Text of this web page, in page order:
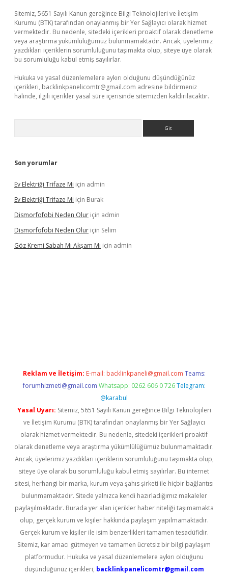
Sitemiz, 5651 Sayılı Kanun gereğince Bilgi Teknolojileri ve İletişim
Kurumu (BTK) tarafından onaylanmış bir Yer Sağlayıcı olarak hizmet
vermektedir. Bu nedenle, sitedeki içerikleri proaktif olarak denetleme
veya araştırma yükümlülüğümüz bulunmamaktadır. Ancak, üyelerimiz
yazdıkları içeriklerin sorumluluğunu taşımakta olup, siteye üye olarak
bu sorumluluğu kabul etmiş sayılırlar.
Hukuka ve yasal düzenlemelere aykırı olduğunu düşündüğünüz
içerikleri, backlinkpanelicomtr@gmail.com adresine bildirmeniz
halinde, ilgili içerikler yasal süre içerisinde sitemizden kaldırılacaktır.
Son yorumlar
Ev Elektriği Trifaze Mi için admin
Ev Elektriği Trifaze Mi için Burak
Dismorfofobi Neden Olur için admin
Dismorfofobi Neden Olur için Selim
Göz Kremi Sabah Mı Akşam Mı için admin
Reklam ve İletişim: E-mail: backlinkpaneli@gmail.com Teams:
forumhizmeti@gmail.com Whatsapp: 0262 606 0 726 Telegram:
@karabul
Yasal Uyarı: Sitemiz, 5651 Sayılı Kanun gereğince Bilgi Teknolojileri
ve İletişim Kurumu (BTK) tarafından onaylanmış bir Yer Sağlayıcı
olarak hizmet vermektedir. Bu nedenle, sitedeki içerikleri proaktif
olarak denetleme veya araştırma yükümlülüğümüz bulunmamaktadır.
Ancak, üyelerimiz yazdıkları içeriklerin sorumluluğunu taşımakta olup,
siteye üye olarak bu sorumluluğu kabul etmiş sayılırlar. Bu internet
sitesi, herhangi bir marka, kurum veya şahıs şirketi ile hiçbir bağlantısı
bulunmamaktadır. Sitede yalnızca kendi hazırladığımız makaleler
paylaşılmaktadır. Burada yer alan içerikler haber niteliği taşımamakta
olup, gerçek kurum ve kişiler hakkında paylaşım yapılmamaktadır.
Gerçek kurum ve kişiler ile isim benzerlikleri tamamen tesadüfidir.
Sitemiz, kar amacı gütmeyen ve tamamen ücretsiz bir bilgi paylaşım
platformudur. Hukuka ve yasal düzenlemelere aykırı olduğunu
düşündüğünüz içerikleri, backlinkpanelicomtr@gmail.com